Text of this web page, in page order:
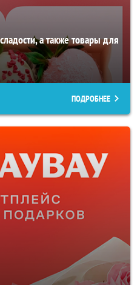
а также товары для
ПОДРОБНЕЕ